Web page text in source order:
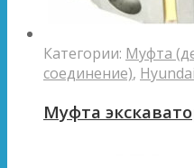
Категории: Муфта
соединение), Hyundai
Муфта